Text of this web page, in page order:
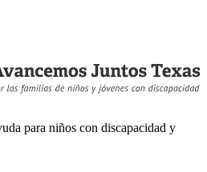
para niños con discapacidad y